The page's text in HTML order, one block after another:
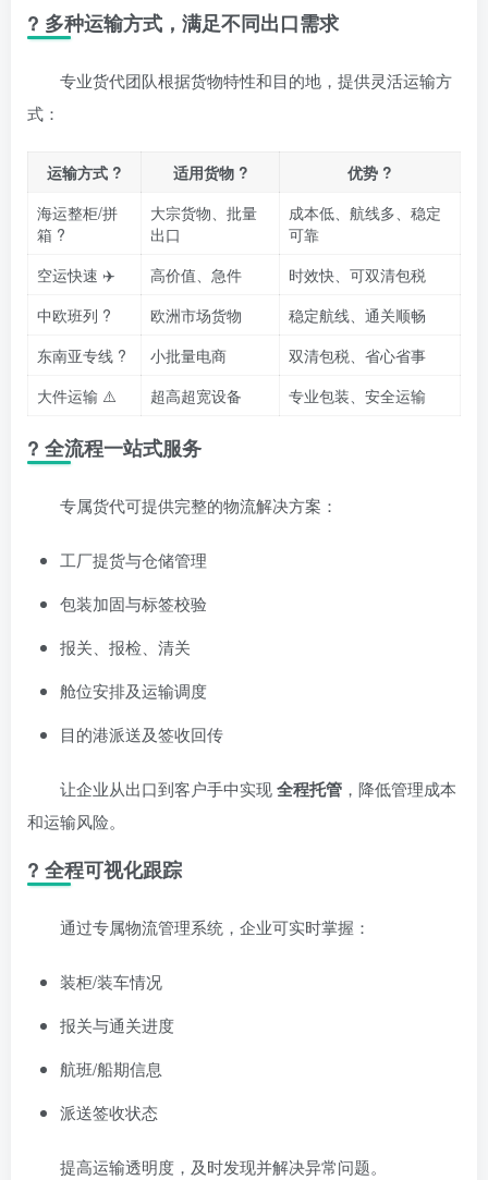
? 多种运输方式，满足不同出口需求
专业货代团队根据货物特性和目的地，提供灵活运输方
式：
运输方式 ? 适用货物 ?
优势 ?
海运整柜/拼
箱 ?
大宗货物、批量
出口
成本低、航线多、稳定
可靠
空运快速 ✈️
高价值、急件
时效快、可双清包税
中欧班列 ?
欧洲市场货物
稳定航线、通关顺畅
东南亚专线 ?
小批量电商
双清包税、省心省事
大件运输 ⚠️
超高超宽设备 专业包装、安全运输
?️ 全流程一站式服务
专属货代可提供完整的物流解决方案：
工厂提货与仓储管理
包装加固与标签校验
报关、报检、清关
舱位安排及运输调度
目的港派送及签收回传
让企业从出口到客户手中实现全程托管 ，降低管理成本
和运输风险。
? 全程可视化跟踪
通过专属物流管理系统，企业可实时掌握：
装柜/装车情况
报关与通关进度
航班/船期信息
派送签收状态
提高运输透明度，及时发现并解决异常问题。